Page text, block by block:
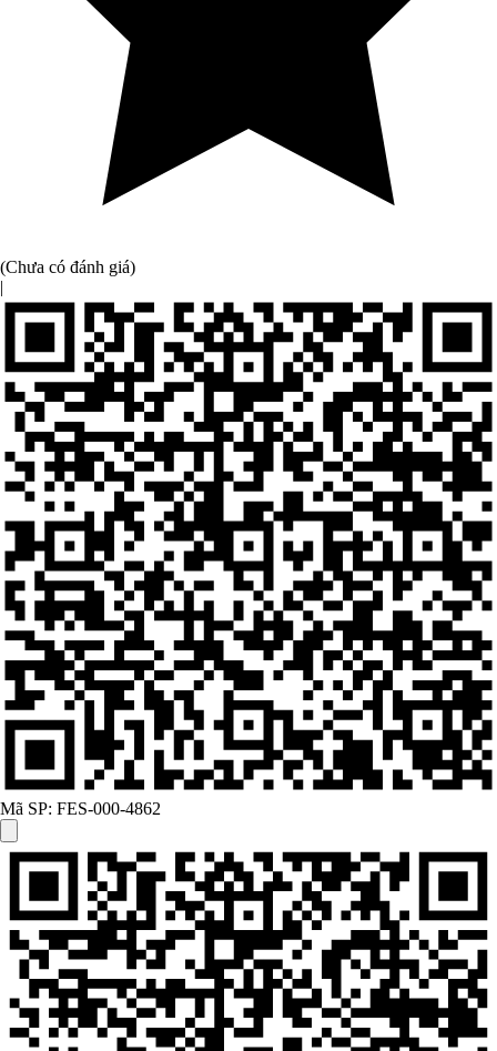
(Chưa có đánh giá)
|
Mã SP: FES-000-4862